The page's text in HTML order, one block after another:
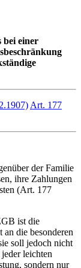
bei einer
Art. 177
der Familie
ihre Zahlungen
(Art. 177
ist die
die besonderen
soll jedoch nicht
leichten
sondern nur